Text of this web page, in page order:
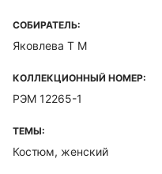
СОБИРАТЕЛЬ:
Яковлева Т М
КОЛЛЕКЦИОННЫЙ НОМЕР:
РЭМ 12265-1
ТЕМЫ:
Костюм, женский